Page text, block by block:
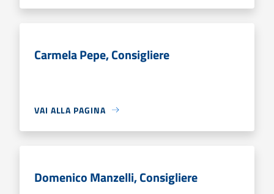
Carmela Pepe, Consigliere
VAI ALLA PAGINA
Domenico Manzelli, Consigliere